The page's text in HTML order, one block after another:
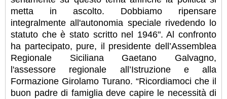
metta in ascolto. Dobbiamo ripensare
integralmente all'autonomia speciale rivedendo lo
statuto che è stato scritto nel 1946". Al confronto
ha partecipato, pure, il presidente dell’Assemblea
Regionale Siciliana Gaetano Galvagno,
l'assessore regionale all’Istruzione e alla
Formazione Girolamo Turano. “Ricordiamoci che il
buon padre di famiglia deve capire le necessità di